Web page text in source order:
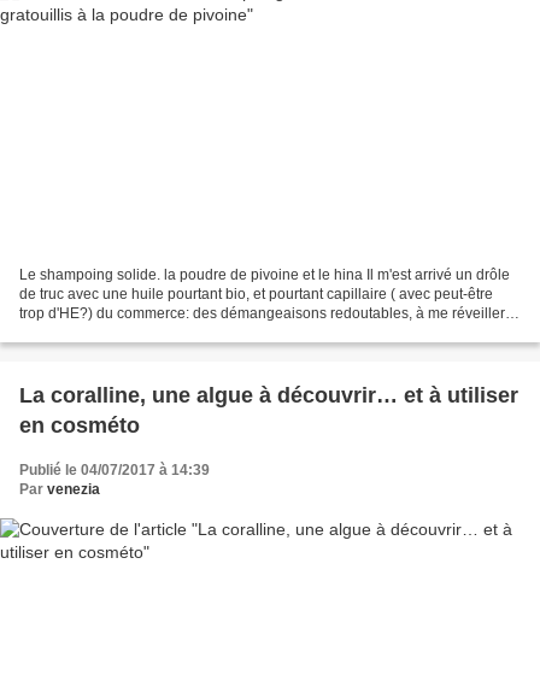
Le shampoing solide. la poudre de pivoine et le hina Il m'est arrivé un drôle
de truc avec une huile pourtant bio, et pourtant capillaire ( avec peut-être
trop d'HE?) du commerce: des démangeaisons redoutables, à me réveiller la
La coralline, une algue à découvrir… et à utiliser
en cosméto
Publié le 04/07/2017 à 14:39
Par venezia